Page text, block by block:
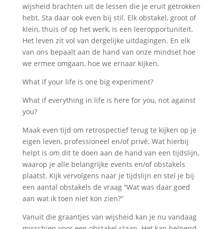
wijsheid brachten uit de lessen die je eruit getrokken
hebt. Sta daar ook even bij stil. Elk obstakel, groot of
klein, thuis of op het werk, is een leeropportuniteit.
Het leven zit vol van dergelijke uitdagingen. En elk
van ons bepaalt aan de hand van onze mindset hoe
we ermee omgaan, hoe we ernaar kijken.
What if your life is one big experiment?
What if everything in life is here for you, not against
you?
Maak even tijd om retrospectief terug te kijken op je
eigen leven, professioneel en/of privé. Wat hierbij
helpt is om dit te doen aan de hand van een tijdslijn,
waarop je alle belangrijke events en/of obstakels
plaatst. Kijk vervolgens naar je tijdslijn en stel je bij
een aantal obstakels de vraag “Wat was daar goed
aan wat ik toen niet kon zien?”
Vanuit die graantjes van wijsheid kan je nu vandaag